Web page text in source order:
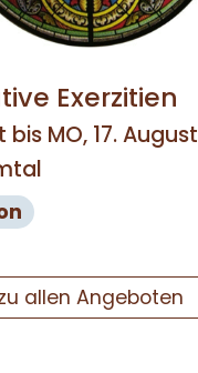
Exerzitien
bis MO, 17. August
allen Angeboten